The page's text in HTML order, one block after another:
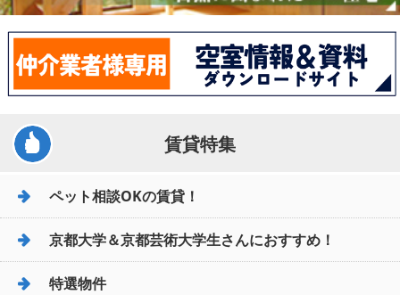
賃貸特集
ペット相談OKの賃貸！
京都大学＆京都芸術大学生さんにおすすめ！
特選物件